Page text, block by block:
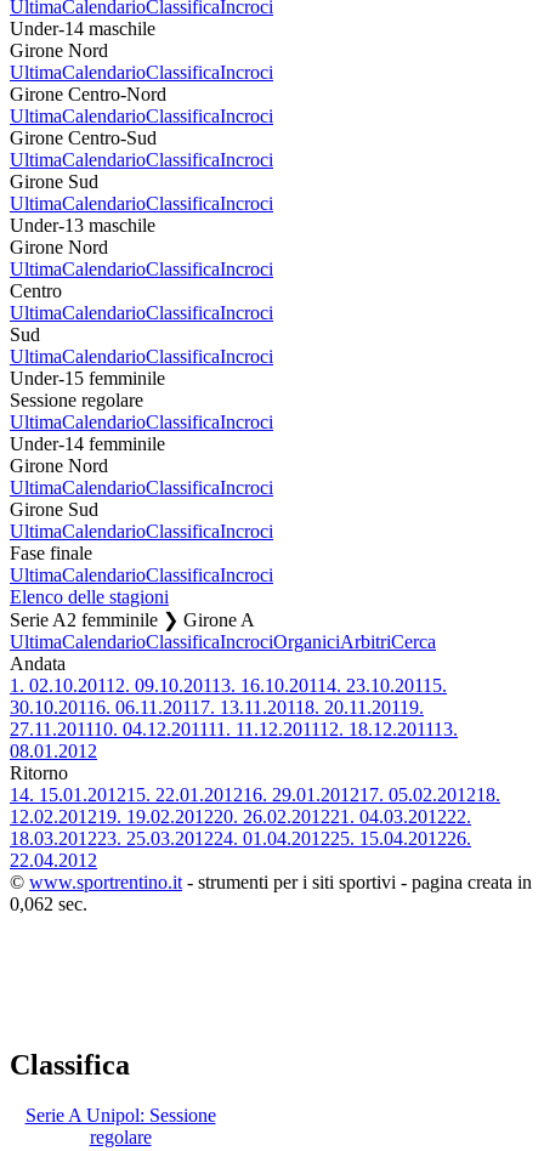
UltimaCalendarioClassificaIncroci
Under-14 maschile
Girone Nord
UltimaCalendarioClassificaIncroci
Girone Centro-Nord
UltimaCalendarioClassificaIncroci
Girone Centro-Sud
UltimaCalendarioClassificaIncroci
Girone Sud
UltimaCalendarioClassificaIncroci
Under-13 maschile
Girone Nord
UltimaCalendarioClassificaIncroci
Centro
UltimaCalendarioClassificaIncroci
Sud
UltimaCalendarioClassificaIncroci
Under-15 femminile
Sessione regolare
UltimaCalendarioClassificaIncroci
Under-14 femminile
Girone Nord
UltimaCalendarioClassificaIncroci
Girone Sud
UltimaCalendarioClassificaIncroci
Fase finale
UltimaCalendarioClassificaIncroci
Elenco delle stagioni
Serie A2 femminile ❯ Girone A
UltimaCalendarioClassificaIncrociOrganiciArbitriCerca
Andata
1. 02.10.2011 2. 09.10.20113. 16.10.20114. 23.10.2011 5.
30.10.20116. 06.11.2011 7. 13.11.20118. 20.11.20119.
27.11.201110. 04.12.201111. 11.12.201112. 18.12.201113.
08.01.2012
Ritorno
14. 15.01.201215. 22.01.201216. 29.01.201217. 05.02.201218.
12.02.201219. 19.02.201220. 26.02.201221. 04.03.201222.
18.03.201223. 25.03.201224. 01.04.201225. 15.04.201226.
22.04.2012
© www.sportrentino.it - strumenti per i siti sportivi - pagina creata in
0,062 sec.
Classifica
Serie A Unipol: Sessione
regolare